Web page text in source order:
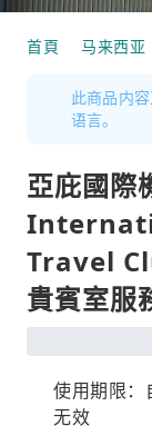
首頁 马来西亚
此商品内
语言。
亞庇國際
Travel
貴賓室服
使用期限：
无效